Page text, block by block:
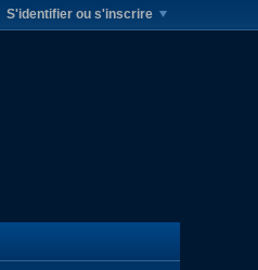
S'identifier ou s'inscrire